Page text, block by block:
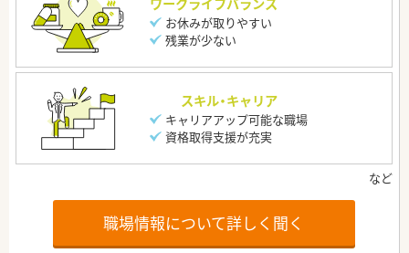
お休みが取りやすい
残業が少ない
スキル・キャリア
キャリアアップ可能な職場
資格取得支援が充実
職場情報について詳しく聞く